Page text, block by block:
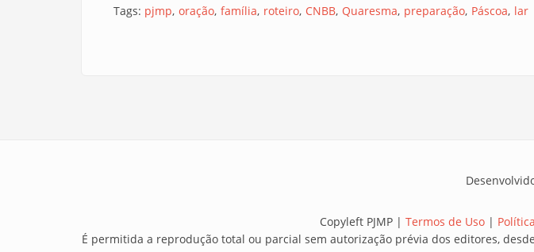
Tags: pjmp oração família roteiro CNBB Quaresma preparação Páscoa lar
Copyleft PJMP | Termos de Uso|
É permitida a reprodução total ou parcial sem autorização prévia dos editores,